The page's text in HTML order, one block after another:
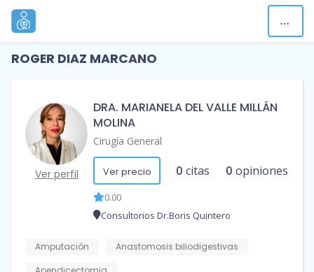
ROGER DIAZ MARCANO
Ver perfil
DRA. MARIANELA DEL VALLE MILLÁN
MOLINA
Cirugía General
Ver precio 0 citas 0 opiniones
0.00
Consultorios Dr.Boris Quintero
Amputación
Anastomosis biliodigestivas